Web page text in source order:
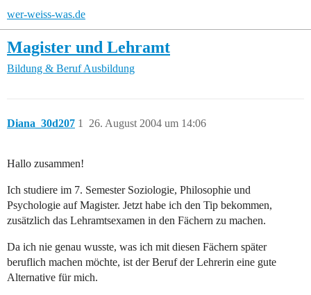
wer-weiss-was.de
Magister und Lehramt
Bildung & Beruf Ausbildung
Diana_30d207 26. August 2004 um 14:06
1
Hallo zusammen!
Ich studiere im 7. Semester Soziologie, Philosophie und
Psychologie auf Magister. Jetzt habe ich den Tip bekommen,
zusätzlich das Lehramtsexamen in den Fächern zu machen.
Da ich nie genau wusste, was ich mit diesen Fächern später
beruflich machen möchte, ist der Beruf der Lehrerin eine gute
Alternative für mich.